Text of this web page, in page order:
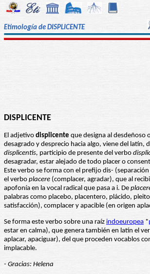
Etimología de DISPLICENTE
DISPLICENTE
El adjetivo displicente que designa al desdeñoso
desagrado y desprecio hacia algo, viene del latín,
displicentis, participio de presente del verbo
desagradar, estar alejado de todo placer o
Este verbo se forma con el prefijo dis-
el verbo placere (complacer, agradar), que al
apofonía en la vocal radical que pasa a i. De
palabras como placebo, placentero, plácido,
satisfacción), complacer y apacible (en origen
Se forma este verbo sobre una raíz indoeuropea *
estar en calma), que genera también en latín el
aplacar, apaciguar), del que proceden vocablos
implacable.
- Gracias: Helena